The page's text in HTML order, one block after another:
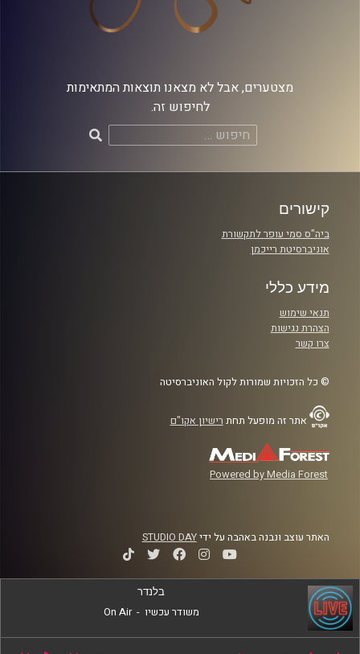
מצטערים, אבל לא מצאנו תוצאות המתאימות
לחיפוש זה.
חיפוש:
קישורים
ביה"ס סמי עופר לתקשורת
אוניברסיטת רייכמן
מידע כללי
תנאי שימוש
הצהרת נגישות
צרו קשר
© כל הזכויות שמורות לקול האוניברסיטה
אתר זה מופעל תחת רישיון אקו"ם
Powered by Media Forest
האתר עוצב ונבנה באהבה על ידיSTUDIO DAY
בלנדר
משודר עכשיו -
On Air